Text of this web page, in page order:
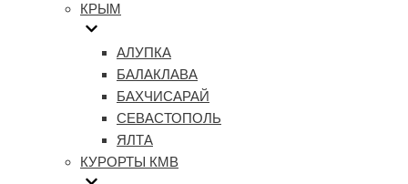
КРЫМ
АЛУПКА
БАЛАКЛАВА
БАХЧИСАРАЙ
СЕВАСТОПОЛЬ
ЯЛТА
КУРОРТЫ КМВ